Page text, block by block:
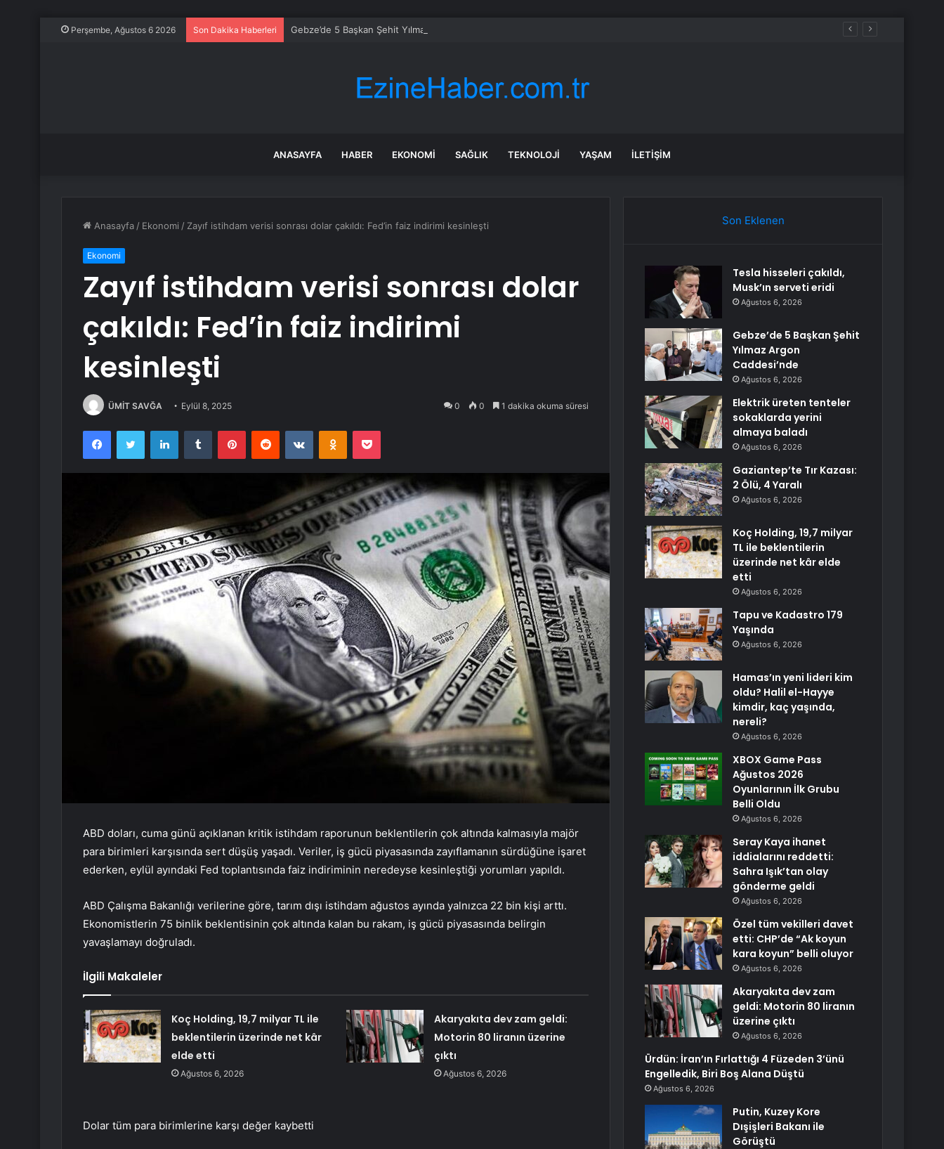
Perşembe, Ağustos 6 2026 Son Dakika Haberleri Gebze’de 5 Başkan Şehit Yılmaz Argon Caddesi’nde
ANASAYFA HABER EKONOMI SAĞLIK TEKNOLOJI YAŞAM İLETIŞIM
Anasayfa / Ekonomi / Zayıf istihdam verisi sonrası dolar çakıldı: Fed’in faiz indirimi kesinleşti
Ekonomi
Zayıf istihdam verisi sonrası dolar
çakıldı: Fed’in faiz indirimi
kesinleşti
ÜMİT SAVĞA Eylül 8, 2025 0 0 1 dakika okuma süresi
FacebookTwitter LinkedInTumblr PinterestReddit VKontakteOdnoklassniki
Pocket
ABD doları, cuma günü açıklanan kritik istihdam raporunun beklentilerin çok altında kalmasıyla majör
para birimleri karşısında sert düşüş yaşadı. Veriler, iş gücü piyasasında zayıflamanın sürdüğüne işaret
ederken, eylül ayındaki Fed toplantısında faiz indiriminin neredeyse kesinleştiği yorumları yapıldı.
ABD Çalışma Bakanlığı verilerine göre, tarım dışı istihdam ağustos ayında yalnızca 22 bin kişi arttı.
Ekonomistlerin 75 binlik beklentisinin çok altında kalan bu rakam, iş gücü piyasasında belirgin
yavaşlamayı doğruladı.
İlgili Makaleler
Koç Holding, 19,7 milyar TL ile
beklentilerin üzerinde net kâr
elde etti
Ağustos 6, 2026
Akaryakıta dev zam geldi:
Motorin 80 liranın üzerine
çıktı
Ağustos 6, 2026
Dolar tüm para birimlerine karşı değer kaybetti
Son Eklenen
Tesla hisseleri çakıldı,
Musk’ın serveti eridi
Ağustos 6, 2026
Gebze’de 5 Başkan Şehit
Yılmaz Argon
Caddesi’nde
Ağustos 6, 2026
Elektrik üreten tenteler
sokaklarda yerini
almaya baladı
Ağustos 6, 2026
Gaziantep’te Tır Kazası:
2 Ölü, 4 Yaralı
Ağustos 6, 2026
Koç Holding, 19,7 milyar
TL ile beklentilerin
üzerinde net kâr elde
etti
Ağustos 6, 2026
Tapu ve Kadastro 179
Yaşında
Ağustos 6, 2026
Hamas’ın yeni lideri kim
oldu? Halil el-Hayye
kimdir, kaç yaşında,
nereli?
Ağustos 6, 2026
XBOX Game Pass
Ağustos 2026
Oyunlarının İlk Grubu
Belli Oldu
Ağustos 6, 2026
Seray Kaya ihanet
iddialarını reddetti:
Sahra Işık’tan olay
gönderme geldi
Ağustos 6, 2026
Özel tüm vekilleri davet
etti: CHP’de “Ak koyun
kara koyun” belli oluyor
Ağustos 6, 2026
Akaryakıta dev zam
geldi: Motorin 80 liranın
üzerine çıktı
Ağustos 6, 2026
Ürdün: İran’ın Fırlattığı 4 Füzeden 3’ünü
Engelledik, Biri Boş Alana Düştü
Ağustos 6, 2026
Putin, Kuzey Kore
Dışişleri Bakanı ile
Görüştü